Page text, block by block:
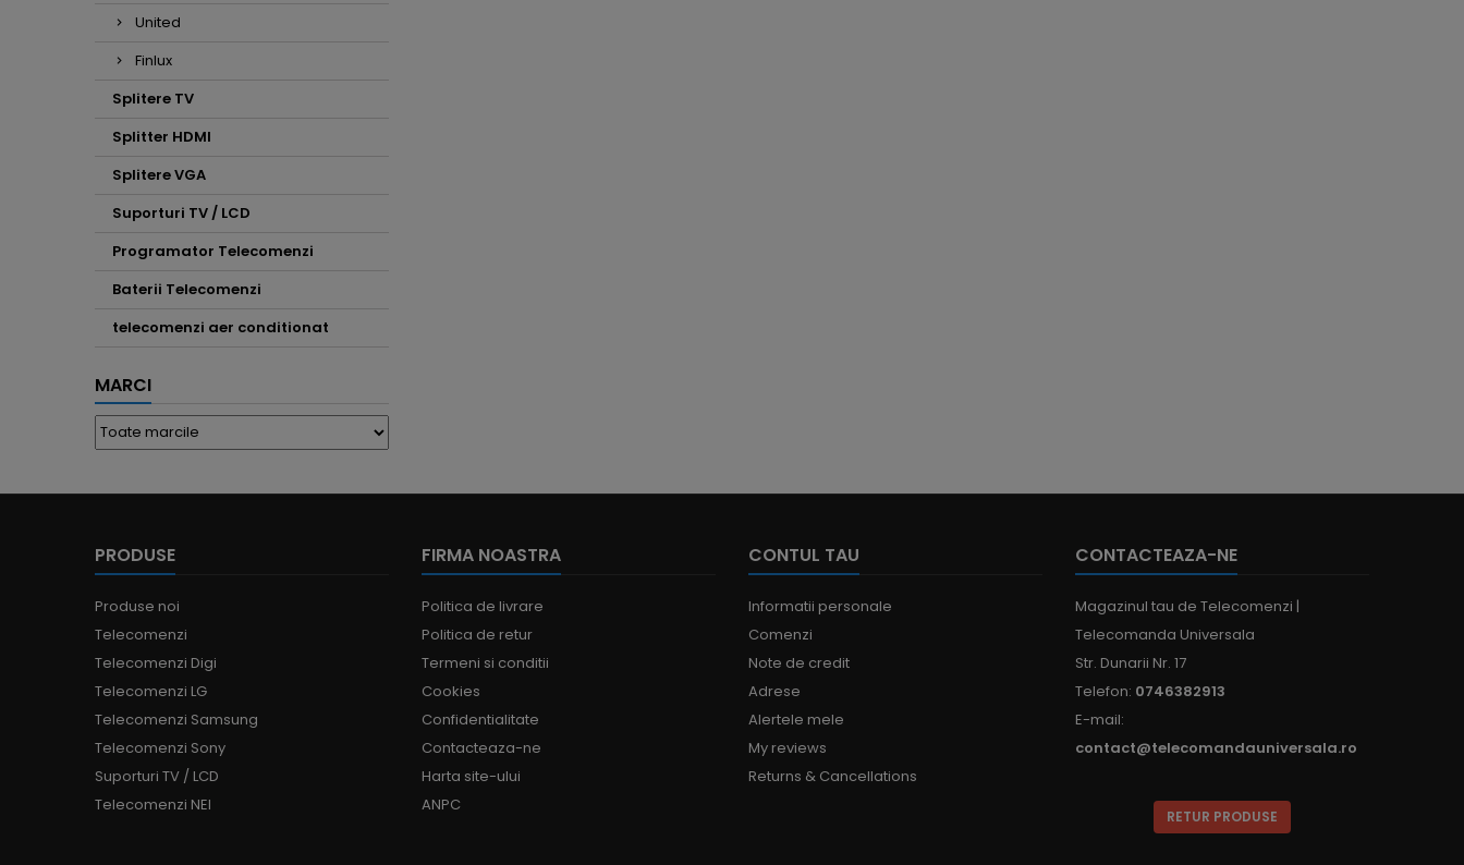
United
Finlux
Splitere TV
Splitter HDMI
Splitere VGA
Suporturi TV / LCD
Programator Telecomenzi
Baterii Telecomenzi
telecomenzi aer conditionat
MARCI
PRODUSE
Produse noi
Telecomenzi
Telecomenzi Digi
Telecomenzi LG
Telecomenzi Samsung
Telecomenzi Sony
Suporturi TV / LCD
Telecomenzi NEI
FIRMA NOASTRA
Politica de livrare
Politica de retur
Termeni si conditii
Cookies
Confidentialitate
Contacteaza-ne
Harta site-ului
ANPC
CONTUL TAU
Informatii personale
Comenzi
Note de credit
Adrese
Alertele mele
My reviews
Returns & Cancellations
CONTACTEAZA-NE
Magazinul tau de Telecomenzi |
Telecomanda Universala
Str. Dunarii Nr. 17
Telefon: 0746382913
E-mail:
contact@telecomandauniversala.ro
RETUR PRODUSE